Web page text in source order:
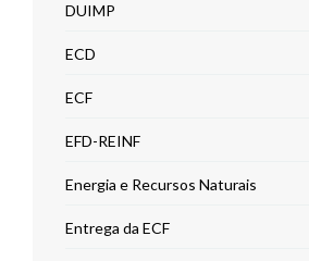
DUIMP
ECD
ECF
EFD-REINF
Energia e Recursos Naturais
Entrega da ECF